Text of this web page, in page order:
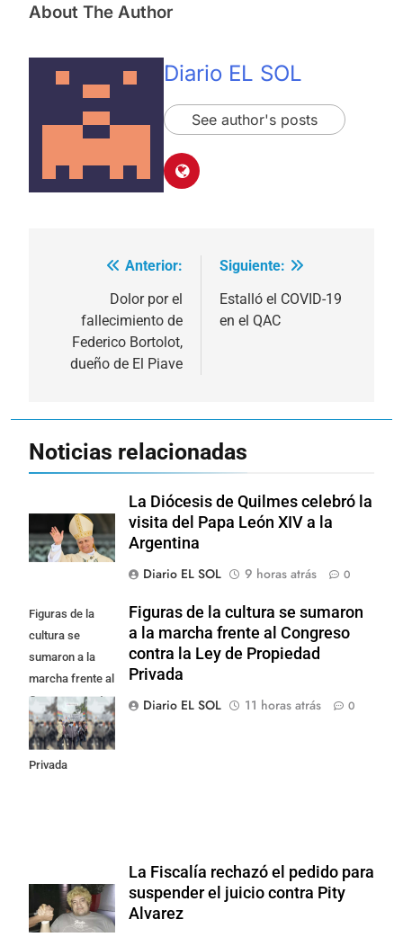
About The Author
Diario EL SOL
See author's posts
Navegación
entradas
Anterior:
Dolor por el
fallecimiento de
Federico Bortolot,
dueño de El Piave
Siguiente:
Estalló el COVID-19
en el QAC
Noticias relacionadas
La Diócesis de Quilmes celebró la
visita del Papa León XIV a la
Argentina
Diario EL SOL
9 horas atrás 0
Figuras de la
cultura se
sumaron a la
marcha frente al
Congreso contra
la Ley de
Propiedad
Privada
Figuras de la cultura se sumaron
a la marcha frente al Congreso
contra la Ley de Propiedad
Privada
Diario EL SOL
11 horas atrás 0
La Fiscalía rechazó el pedido para
suspender el juicio contra Pity
Alvarez